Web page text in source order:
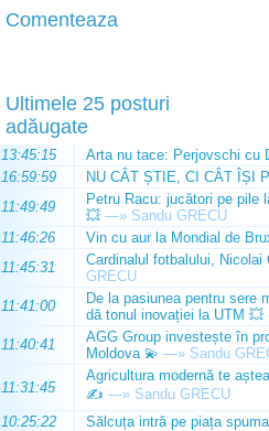
Comenteaza
Ultimele 25 posturi
adăugate
13:45:15
Arta nu tace: Perjovschi cu
16:59:59
NU CÂT ȘTIE, CI CÂT ÎȘI
11:49:49
Petru Racu: jucători pe pile
💥 —» Sandu GRECU
11:46:26
Vin cu aur la Mondial de
11:45:31
Cardinalul fotbalului,
GRECU
11:41:00
De la pasiunea pentru sere
dă tonul inovației la UTM 💥
11:40:41
AGG Group investește în
Moldova 💫 —» Sandu
11:31:45
Agricultura modernă te
✍️ —» Sandu GRECU
10:25:22
Sălcuța intră pe piața